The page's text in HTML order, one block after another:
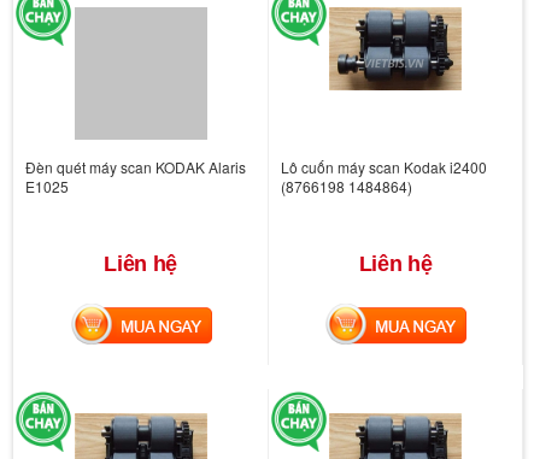
Đèn quét máy scan KODAK Alaris
E1025
Liên hệ
MUA NGAY
Lô cuốn máy scan Kodak i2400
(8766198 1484864)
Liên hệ
MUA NGAY